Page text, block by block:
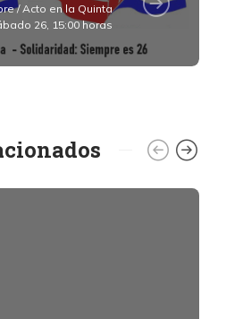
/ Acto en la Quinta
26, 15:00 horas